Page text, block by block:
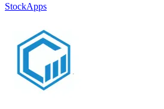
StockApps